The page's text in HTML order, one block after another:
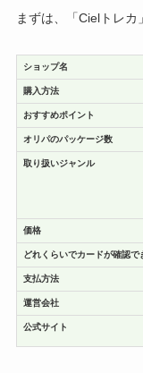
まずは、「Cielトレカ
ショップ名
購入方法
おすすめポイント
オリパのパッケージ数
取り扱いジャンル
価格
どれくらいでカードが確認で
支払方法
運営会社
公式サイト